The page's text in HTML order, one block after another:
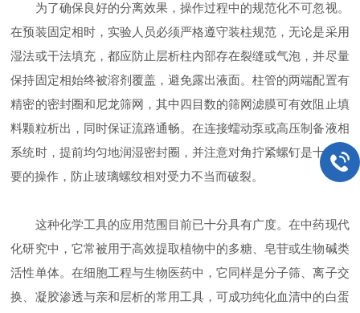
为了确保良好的分离效果，操作过程中的规范化不可忽视。
在预装固定相时，实验人员必须严格遵守装柱规范，无论是采用
湿法或干法填充，都应防止层析柱内部存在裂缝或气泡，并尽量
保持固定相始终被溶剂覆盖，避免露出液面。柱管的两端配置有
精密的密封圈和尼龙筛网，其中四目数的筛网滤膜可有效阻止填
料颗粒析出，同时保证流路通畅。在连接蠕动泵或高压制备液相
系统时，提前均匀地润湿密封圈，并注意对角拧紧螺钉是十分必
要的操作，防止玻璃螺纹相对受力不当而破裂。
这种化学工具的应用范围目前已十分具有广度。在中药现代
化研究中，它常被用于高效提取植物中的多糖、皂苷或生物碱类
活性单体。在细胞工程与生物医药中，它同样是分子筛、离子交
换、凝胶渗透与亲和层析的常用工具，可成功纯化血清中的白蛋